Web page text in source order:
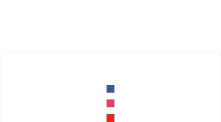
facebook
instagram
youtube